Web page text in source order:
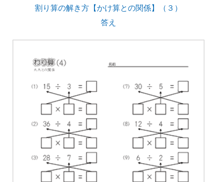
割り算の解き方【かけ算との関係】（３）
答え